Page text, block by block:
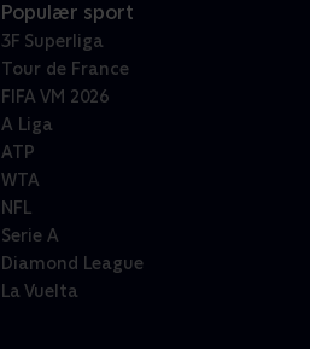
Populær sport
3F Superliga
Tour de France
FIFA VM 2026
A Liga
ATP
WTA
NFL
Serie A
Diamond League
La Vuelta